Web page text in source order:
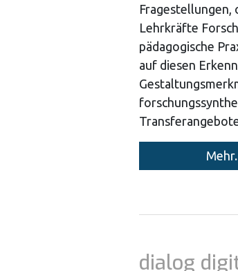
Fragestellungen,
Lehrkräfte
pädagogische
auf diesen
dialog